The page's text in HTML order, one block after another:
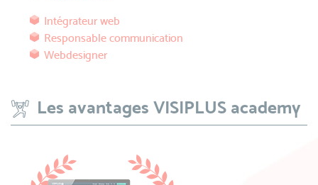
Intégrateur web
Responsable communication
Webdesigner
Les avantages VISIPLUS academy